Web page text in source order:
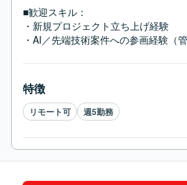
■歓迎スキル：
・新規プロジェクト立ち上げ経験
・AI／先端技術案件への参画経験（
特徴
リモート可 週5勤務